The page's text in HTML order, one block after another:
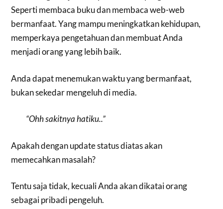
Seperti membaca buku dan membaca web-web
bermanfaat. Yang mampu meningkatkan kehidupan,
memperkaya pengetahuan dan membuat Anda
menjadi orang yang lebih baik.
Anda dapat menemukan waktu yang bermanfaat,
bukan sekedar mengeluh di media.
“Ohh sakitnya hatiku..”
Apakah dengan update status diatas akan
memecahkan masalah?
Tentu saja tidak, kecuali Anda akan dikatai orang
sebagai pribadi pengeluh.